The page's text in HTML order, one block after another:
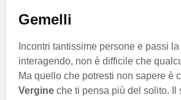
Gemelli
Incontri tantissime persone e passi
interagendo, non è difficile che
Ma quello che potresti non sapere è
Vergine che ti pensa più del solito. Il